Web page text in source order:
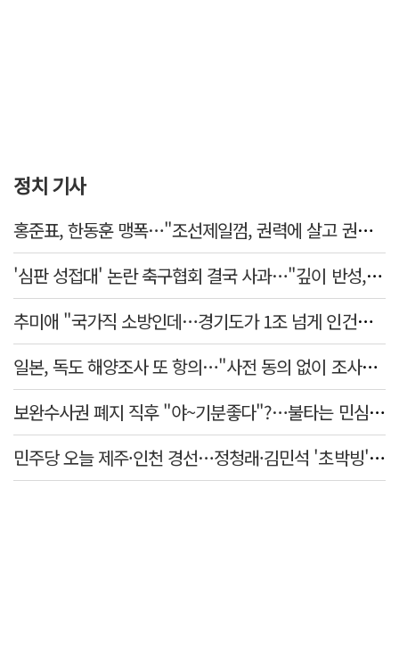
정치 기사
홍준표, 한동훈 맹폭…"조선제일껌, 권력에 살고 권력에 죽었다"
'심판 성접대' 논란 축구협회 결국 사과…"깊이 반성, 쇄신하겠다"
추미애 "국가직 소방인데…경기도가 1조 넘게 인건비 대납"
일본, 독도 해양조사 또 항의…"사전 동의 없이 조사" 주장
보완수사권 폐지 직후 "야~기분좋다"?…불타는 민심에 기름, 민주당 '말말말'[금주의 정치舌전]
민주당 오늘 제주·인천 경선…정청래·김민석 '초박빙' 승부